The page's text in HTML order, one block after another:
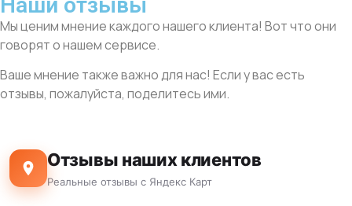
Мы ценим мнение каждого нашего клиента! Вот что они
говорят о нашем сервисе.
Ваше мнение также важно для нас! Если у вас есть
отзывы, пожалуйста, поделитесь ими.
Отзывы наших клиентов
Реальные отзывы с Яндекс Карт